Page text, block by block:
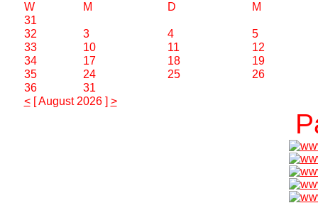
W M D
M
31
32
3 4
5
33
10 11
12
34
17 18
19
35
24 25
26
36
31
<[ August 2026 ] >
P